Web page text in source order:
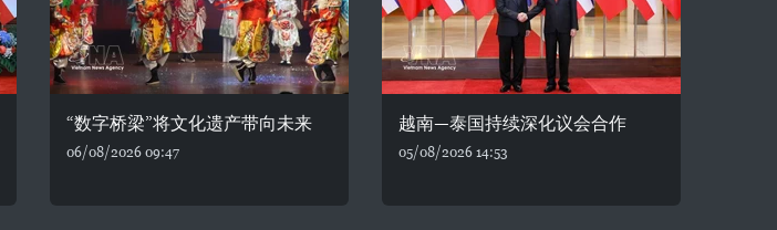
“数字桥梁”将文化遗产带向未来
06/08/2026 09:47
越南—泰国持续深化议会合作
05/08/2026 14:53